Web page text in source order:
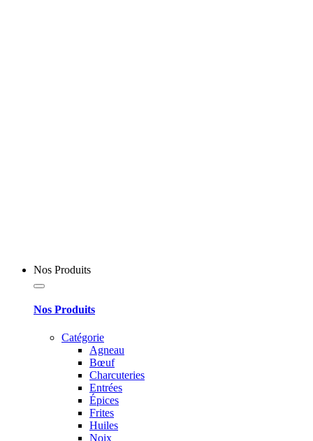
Nos Produits
Nos Produits
Catégorie
Agneau
Bœuf
Charcuteries
Entrées
Épices
Frites
Huiles
Noix